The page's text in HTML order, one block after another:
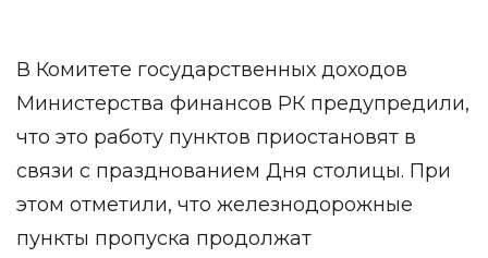
В Комитете государственных доходов
Министерства финансов РК предупредили,
что это работу пунктов приостановят в
связи с празднованием Дня столицы. При
этом отметили, что железнодорожные
пункты пропуска продолжат